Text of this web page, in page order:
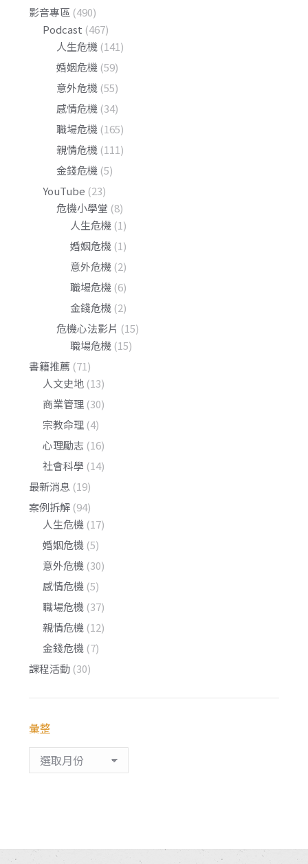
影音專區 (490)
Podcast (467)
人生危機 (141)
婚姻危機 (59)
意外危機 (55)
感情危機 (34)
職場危機 (165)
親情危機 (111)
金錢危機 (5)
YouTube (23)
危機小學堂 (8)
人生危機 (1)
婚姻危機 (1)
意外危機 (2)
職場危機 (6)
金錢危機 (2)
危機心法影片 (15)
職場危機 (15)
書籍推薦 (71)
人文史地 (13)
商業管理 (30)
宗教命理 (4)
心理勵志 (16)
社會科學 (14)
最新消息 (19)
案例拆解 (94)
人生危機 (17)
婚姻危機 (5)
意外危機 (30)
感情危機 (5)
職場危機 (37)
親情危機 (12)
金錢危機 (7)
課程活動 (30)
彙整
整